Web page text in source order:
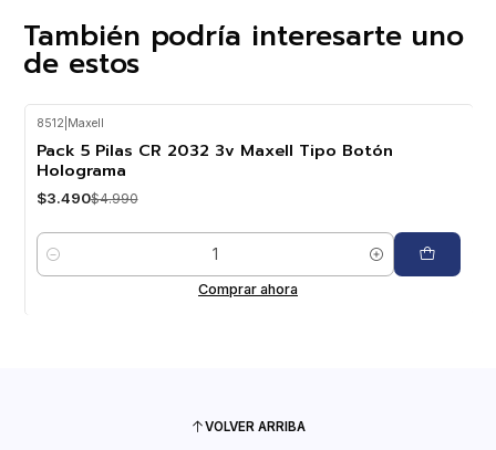
También podría interesarte uno
de estos
8512 Maxell
Pack 5 Pilas CR 2032 3v Maxell Tipo Botón
Holograma
$3.490$4.990
Cantidad
Comprar ahora
VOLVER ARRIBA